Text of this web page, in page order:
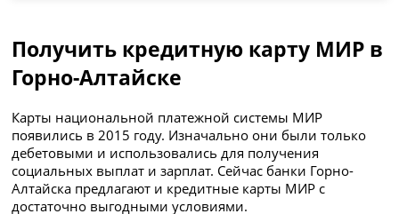
Получить кредитную карту МИР в
Горно-Алтайске
Карты национальной платежной системы МИР
появились в 2015 году. Изначально они были только
дебетовыми и использовались для получения
социальных выплат и зарплат. Сейчас банки Горно-
Алтайска предлагают и кредитные карты МИР с
достаточно выгодными условиями.